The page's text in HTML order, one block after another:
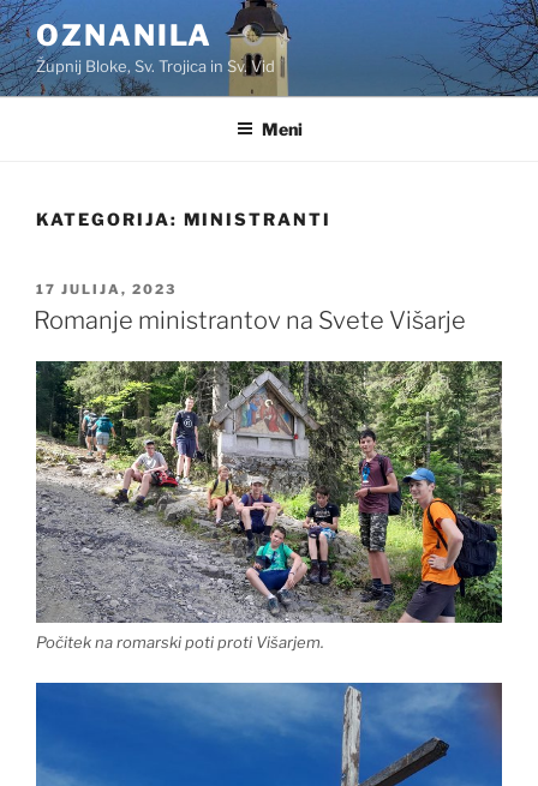
Skoči
na
vsebino
OZNANILA
Župnij Bloke, Sv. Trojica in Sv. Vid
Meni
KATEGORIJA: MINISTRANTI
OBJAVLJENO
DNE
17 JULIJA, 2023
Romanje ministrantov na Svete Višarje
Počitek na romarski poti proti Višarjem.